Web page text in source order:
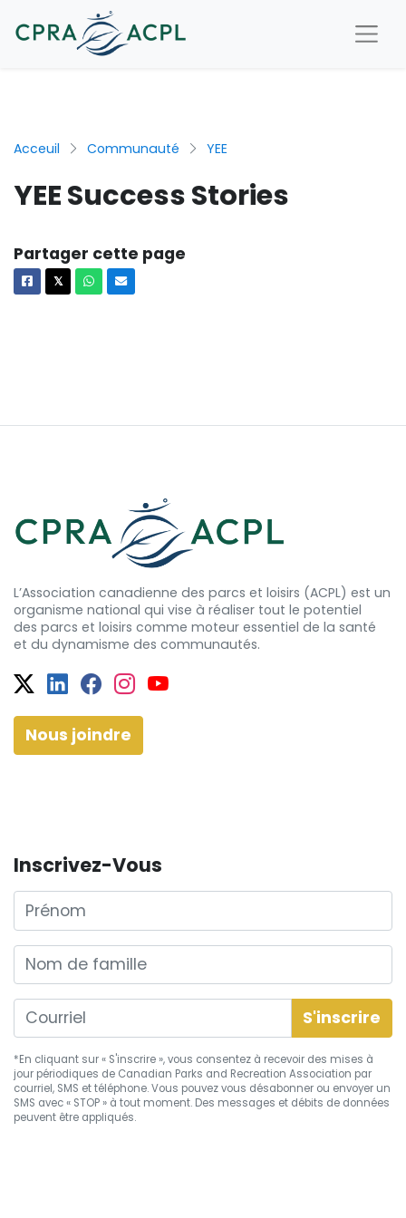
Acceuil Communauté YEE
YEE Success Stories
Partager cette page
Facebook
𝕏X Whatsapp
Courriel
L’Association canadienne des parcs et loisirs (ACPL) est un
organisme national qui vise à réaliser tout le potentiel
des parcs et loisirs comme moteur essentiel de la santé
et du dynamisme des communautés.
Twitter
Facebook
Facebook
Instagram
YouTube
Nous joindre
Inscrivez-Vous
Prénom
Nom de famille
*En cliquant sur « S'inscrire », vous consentez à recevoir des mises à
jour périodiques de Canadian Parks and Recreation Association par
courriel, SMS et téléphone. Vous pouvez vous désabonner ou envoyer un
SMS avec « STOP » à tout moment. Des messages et débits de données
peuvent être appliqués.